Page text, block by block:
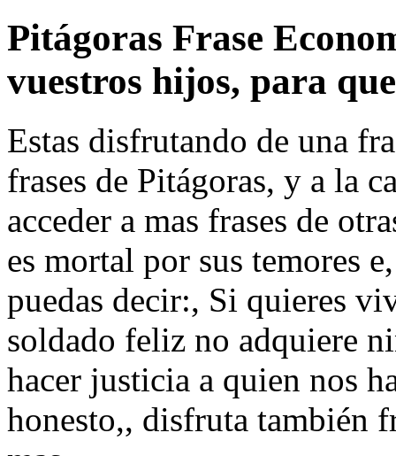
Pitágoras Frase
vuestros hijos, para
Estas disfrutando de una
frases de Pitágoras, y a la
acceder a mas frases de
es mortal por sus temores
puedas decir:, Si quieres
soldado feliz no adquiere
hacer justicia a quien nos
honesto,, disfruta también